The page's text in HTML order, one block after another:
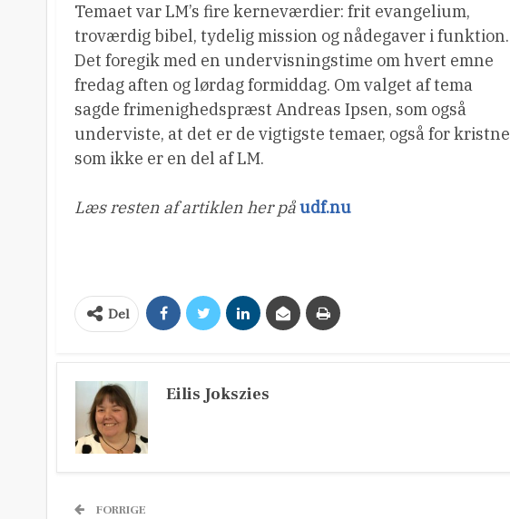
Temaet var LM’s fire kerneværdier: frit evangelium,
troværdig bibel, tydelig mission og nådegaver i funktion.
Det foregik med en undervisningstime om hvert emne
fredag aften og lørdag formiddag. Om valget af tema
sagde frimenighedspræst Andreas Ipsen, som også
underviste, at det er de vigtigste temaer, også for kristne
som ikke er en del af LM.
Læs resten af artiklen her påudf.nu
Del
Eilis Jokszies
FORRIGE